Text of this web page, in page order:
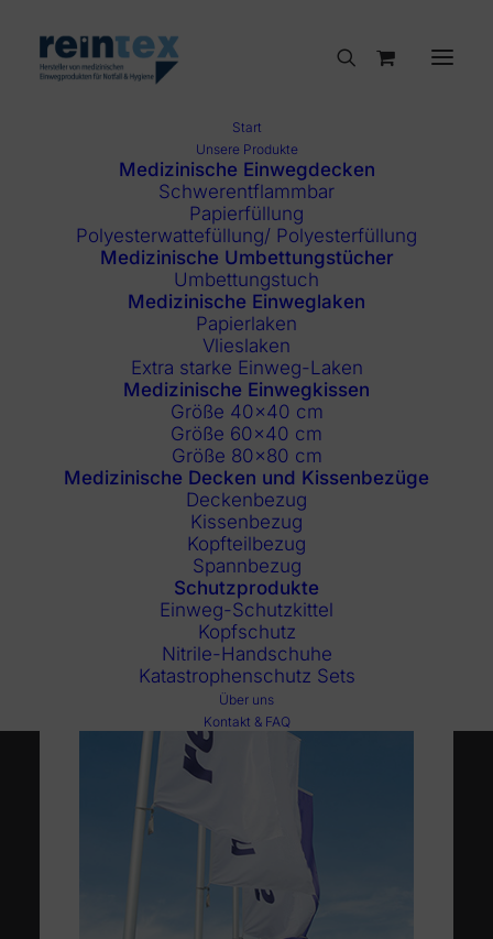
Start
Unsere Produkte
Medizinische Einwegdecken
Schwerentflammbar
Papierfüllung
Polyesterwattefüllung/ Polyesterfüllung
Medizinische Umbettungstücher
Umbettungstuch
Medizinische Einweglaken
Papierlaken
Vlieslaken
Extra starke Einweg-Laken
Medizinische Einwegkissen
Größe 40×40 cm
Größe 60×40 cm
Größe 80×80 cm
Medizinische Decken und Kissenbezüge
Deckenbezug
Kissenbezug
Kopfteilbezug
Spannbezug
Schutzprodukte
Einweg-Schutzkittel
Kopfschutz
Nitrile-Handschuhe
Katastrophenschutz Sets
Über uns
Kontakt & FAQ